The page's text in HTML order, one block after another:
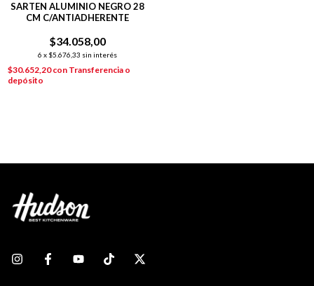
SARTEN ALUMINIO NEGRO 28
CM C/ANTIADHERENTE
$34.058,00
6 x $5.676,33 sin interés
$30.652,20con Transferencia o
depósito